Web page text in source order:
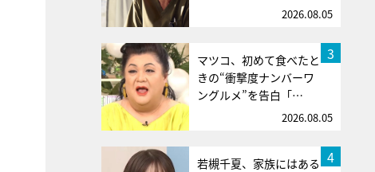
2026.08.05
3
マツコ、初めて食べたと
きの“衝撃度ナンバーワ
ングルメ”を告白「…
2026.08.05
4
若槻千夏、家族にはある